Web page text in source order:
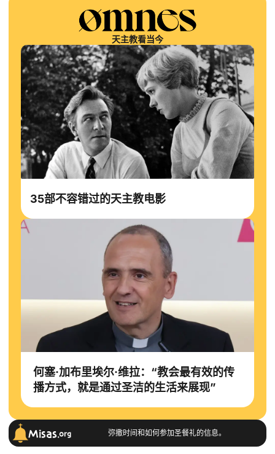
天主教看当今
35部不容错过的天主教电影
何塞·加布里埃尔·维拉：“教会最有效的传
播方式，就是通过圣洁的生活来展现”
弥撒时间和如何参加圣餐礼的信息。